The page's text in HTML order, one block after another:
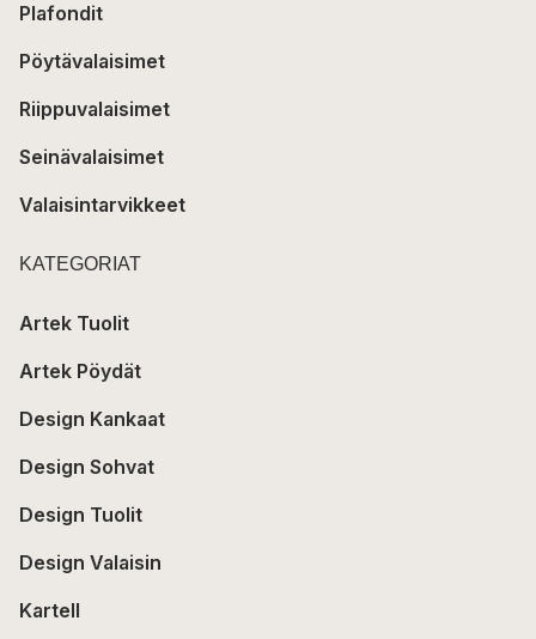
Plafondit
Pöytävalaisimet
Riippuvalaisimet
Seinävalaisimet
Valaisintarvikkeet
KATEGORIAT
Artek Tuolit
Artek Pöydät
Design Kankaat
Design Sohvat
Design Tuolit
Design Valaisin
Kartell